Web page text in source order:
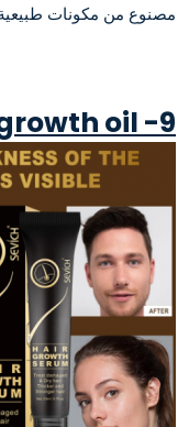
مصنوع من مكونات طبيعية
9- Hair growth oil :